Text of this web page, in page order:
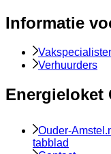
Informatie
Verhuurders
Energieloket
Ouder-
tabblad